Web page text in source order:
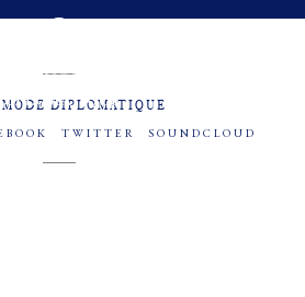
DIPLOMATIQUE
TWITTER SOUNDCLOUD